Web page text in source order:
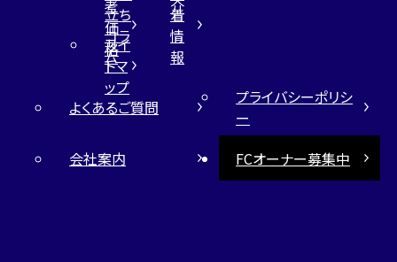
考
価
格
介
立ち
コラ
ム
着
情
報
サイ
トマ
ップ
よくあるご質問
プライバシーポリシ
ー
会社案内
FCオーナー募集中